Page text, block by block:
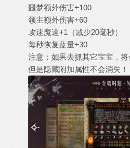
噩梦额外伤害+100
领主额外伤害+60
攻速魔速+1（减少20毫秒）
每秒恢复蓝量+30
注意：如果去抓其它宝宝，
但是隐藏附加属性不会消失！